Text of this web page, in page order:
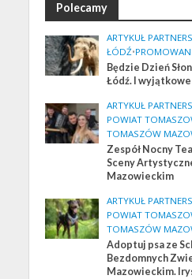
Polecamy
ARTYKUŁ
ŁÓDŹ•
Będzie Dzień
Łódź. I
ARTYKUŁ
POWIAT
TOMASZÓW
Zespół Nocny
Sceny
Mazowieckim
ARTYKUŁ
POWIAT
TOMASZÓW
Adoptuj psa ze
Bezdomnych
Mazowieckim.